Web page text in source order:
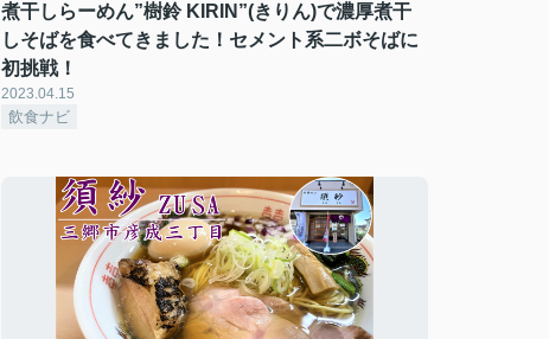
煮干しらーめん”樹鈴 KIRIN”(きりん)で濃厚煮干
しそばを食べてきました！セメント系二ボそばに
初挑戦！
2023.04.15
飲食ナビ